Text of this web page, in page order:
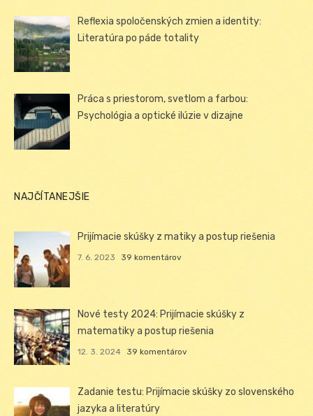
Reflexia spoločenských zmien a identity:
Literatúra po páde totality
Práca s priestorom, svetlom a farbou:
Psychológia a optické ilúzie v dizajne
NAJČÍTANEJŠIE
Prijímacie skúšky z matiky a postup riešenia
7. 6. 2023 39 komentárov
Nové testy 2024: Prijímacie skúšky z
matematiky a postup riešenia
12. 3. 2024 39 komentárov
Zadanie testu: Prijímacie skúšky zo slovenského
jazyka a literatúry